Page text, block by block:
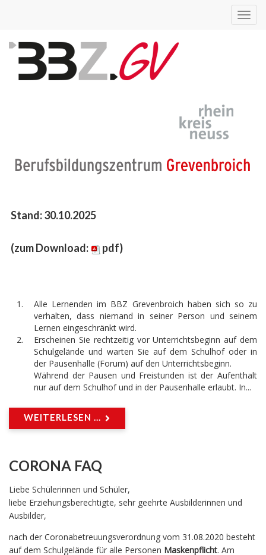
Stand: 30.10.2025
(zum Download: pdf)
Alle Lernenden im BBZ Grevenbroich haben sich so zu
verhalten, dass niemand in seiner Person und seinem
Lernen eingeschränkt wird.
Erscheinen Sie rechtzeitig vor Unterrichtsbeginn auf dem
Schulgelände und warten Sie auf dem Schulhof oder in
der Pausenhalle (Forum) auf den Unterrichtsbeginn.
Während der Pausen und Freistunden ist der Aufenthalt
nur auf dem Schulhof und in der Pausenhalle erlaubt. In...
WEITERLESEN ...
CORONA FAQ
Liebe Schülerinnen und Schüler,
liebe Erziehungsberechtigte, sehr geehrte Ausbilderinnen und
Ausbilder,
nach der Coronabetreuungsverordnung vom 31.08.2020 besteht
auf dem Schulgelände für alle Personen Maskenpflicht. Am